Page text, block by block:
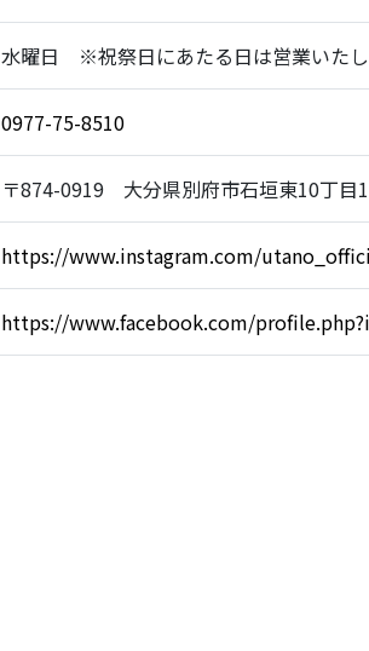
水曜日 ※祝祭日にあたる日は営業いた
0977-75-8510
〒874-0919 大分県別府市石垣東10丁目
https://www.instagram.com/
https://www.facebook.com/